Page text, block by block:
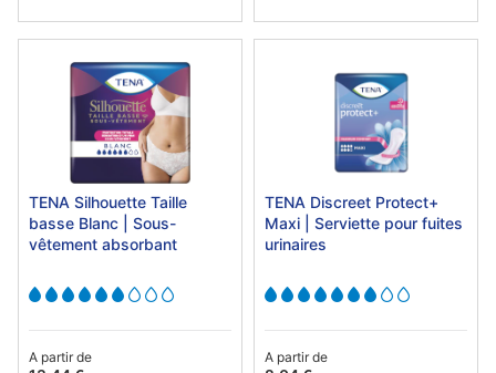
TENA Silhouette Taille
basse Blanc | Sous-
vêtement absorbant
A partir de
TENA Discreet Protect+
Maxi | Serviette pour fuites
urinaires
A partir de